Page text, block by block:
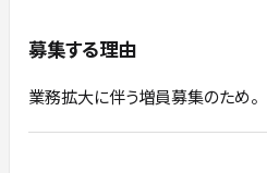
募集する理由
業務拡大に伴う増員募集のため。